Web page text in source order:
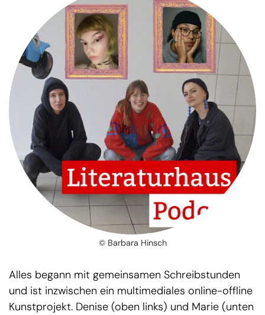
© Barbara Hinsch
Alles begann mit gemeinsamen Schreibstunden
und ist inzwischen ein multimediales online-offline
Kunstprojekt. Denise (oben links) und Marie (unten